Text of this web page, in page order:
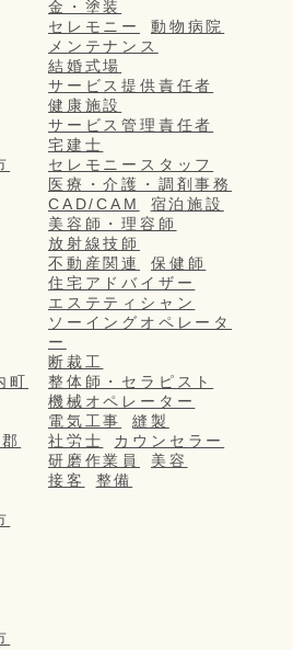
町
金・塗装
セレモニー
動物病院
メンテナンス
結婚式場
サービス提供責任者
健康施設
サービス管理責任者
宅建士
セレモニースタッフ
医療・介護・調剤事務
CAD/CAM
宿泊施設
美容師・理容師
放射線技師
不動産関連
保健師
住宅アドバイザー
エステティシャン
ソーイングオペレータ
ー
断裁工
整体師・セラピスト
機械オペレーター
電気工事
縫製
社労士
カウンセラー
研磨作業員
美容
接客
整備